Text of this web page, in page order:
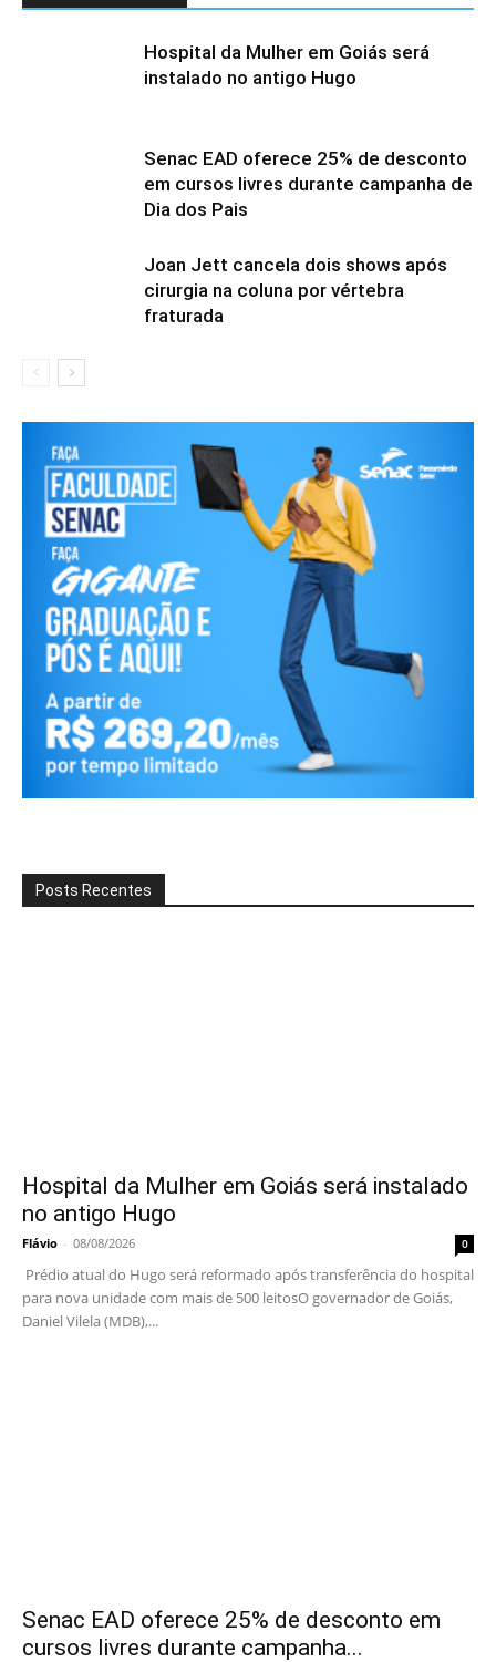
Hospital da Mulher em Goiás será
instalado no antigo Hugo
Senac EAD oferece 25% de desconto
em cursos livres durante campanha de
Dia dos Pais
Joan Jett cancela dois shows após
cirurgia na coluna por vértebra
fraturada
Posts Recentes
Hospital da Mulher em Goiás será instalado
no antigo Hugo
Flávio - 08/08/2026 0
Prédio atual do Hugo será reformado após transferência do hospital
para nova unidade com mais de 500 leitosO governador de Goiás,
Daniel Vilela (MDB),...
Senac EAD oferece 25% de desconto em
cursos livres durante campanha...